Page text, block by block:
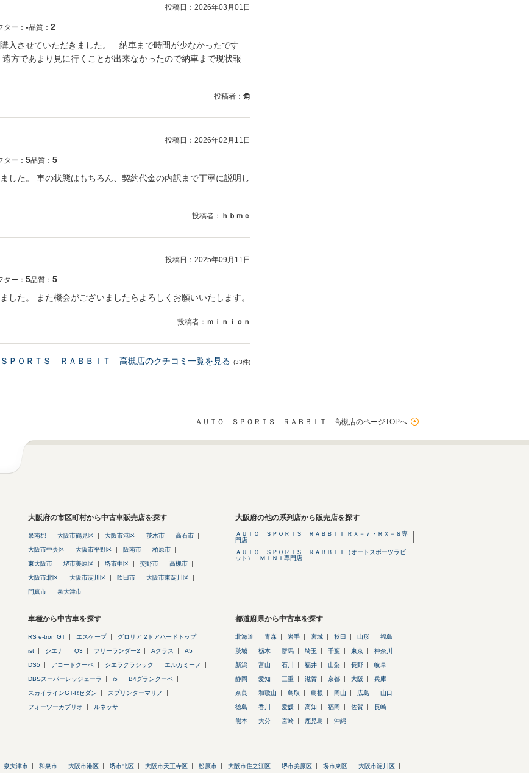
投稿日： 2026年03月01日
ター： ‐品質： 2
入させていただきました。 納車まで時間が少なかったです
方であまり見に行くことが出来なかったので納車まで現状報
投稿者： 角
投稿日： 2026年02月11日
ター： 5品質： 5
した。 車の状態はもちろん、契約代金の内訳まで丁寧に説明し
投稿者： ｈｂｍｃ
投稿日： 2025年09月11日
ター： 5品質： 5
した。 また機会がございましたらよろしくお願いいたします。
投稿者： ｍｉｎｉｏｎ
ＰＯＲＴＳ ＲＡＢＢＩＴ 高槻店のクチコミ一覧を見る (33件)
ＡＵＴＯ ＳＰＯＲＴＳ ＲＡＢＢＩＴ 高槻店のページTOPへ
大阪府の市区町村から中古車販売店を探す
泉南郡 大阪市鶴見区 大阪市港区 茨木市 高石市
大阪市中央区 大阪市平野区 阪南市 柏原市
東大阪市 堺市美原区 堺市中区 交野市 高槻市
大阪市北区 大阪市淀川区 吹田市 大阪市東淀川区
門真市 泉大津市
大阪府の他の系列店から販売店を探す
ＡＵＴＯ ＳＰＯＲＴＳ ＲＡＢＢＩＴ ＲＸ－７・ＲＸ－８専
門店
ＡＵＴＯ ＳＰＯＲＴＳ ＲＡＢＢＩＴ（オートスポーツラビ
ット） ＭＩＮＩ専門店
車種から中古車を探す
RS e-tron GT エスケープ グロリア 2ドアハードトップ
ist シエナ Q3 フリーランダー2 Aクラス A5
DS5 アコードクーペ シエラクラシック エルカミーノ
DBSスーパーレッジェーラ i5 B4グランクーペ
スカイラインGT-Rセダン スプリンターマリノ
フォーツーカブリオ ルネッサ
都道府県から中古車を探す
北海道 青森 岩手 宮城 秋田 山形 福島
茨城 栃木 群馬 埼玉 千葉 東京 神奈川
新潟 富山 石川 福井 山梨 長野 岐阜
静岡 愛知 三重 滋賀 京都 大阪 兵庫
奈良 和歌山 鳥取 島根 岡山 広島 山口
徳島 香川 愛媛 高知 福岡 佐賀 長崎
熊本 大分 宮崎 鹿児島 沖縄
泉大津市 和泉市 大阪市港区 堺市北区 大阪市天王寺区 松原市 大阪市住之江区 堺市美原区 堺市東区 大阪市淀川区